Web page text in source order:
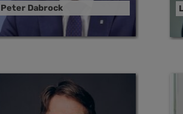
Peter Dabrock